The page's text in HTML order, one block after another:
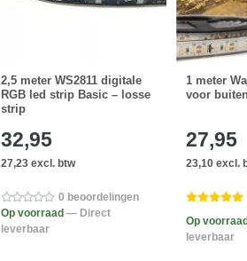
2,5 meter WS2811 digitale
RGB led strip Basic – losse
strip
32,95
27,23 excl. btw
0 beoordelingen
Op voorraad — Direct
leverbaar
1 meter
voor
27,95
23,10 excl.
Op voorraad
leverbaar